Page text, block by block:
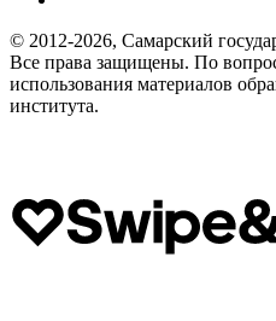
© 2012-2026, Самарский
Все права защищены. По
использования материалов
института.